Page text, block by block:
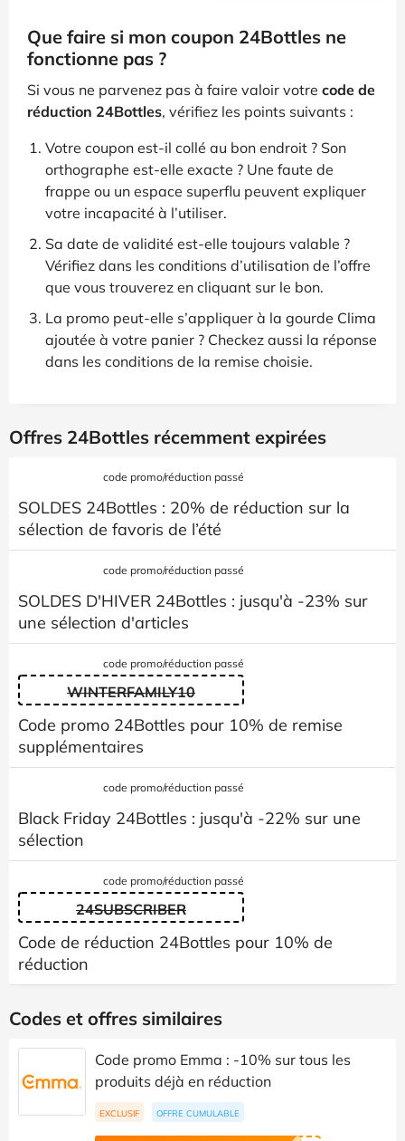
Que faire si mon coupon 24Bottles ne
fonctionne pas ?
Si vous ne parvenez pas à faire valoir votre code de
réduction 24Bottles, vérifiez les points suivants :
Votre coupon est-il collé au bon endroit ? Son
orthographe est-elle exacte ? Une faute de
frappe ou un espace superflu peuvent expliquer
votre incapacité à l’utiliser.
Sa date de validité est-elle toujours valable ?
Vérifiez dans les conditions d’utilisation de l’offre
que vous trouverez en cliquant sur le bon.
La promo peut-elle s’appliquer à la gourde Clima
ajoutée à votre panier ? Checkez aussi la réponse
dans les conditions de la remise choisie.
Offres 24Bottles récemment expirées
code promo/réduction passé
SOLDES 24Bottles : 20% de réduction sur la
sélection de favoris de l’été
code promo/réduction passé
SOLDES D'HIVER 24Bottles : jusqu'à -23% sur
une sélection d'articles
code promo/réduction passé
WINTERFAMILY10
Code promo 24Bottles pour 10% de remise
supplémentaires
code promo/réduction passé
Black Friday 24Bottles : jusqu'à -22% sur une
sélection
code promo/réduction passé
24SUBSCRIBER
Code de réduction 24Bottles pour 10% de
réduction
Codes et offres similaires
Code promo Emma : -10% sur tous les
produits déjà en réduction
EXCLUSIF OFFRE CUMULABLE